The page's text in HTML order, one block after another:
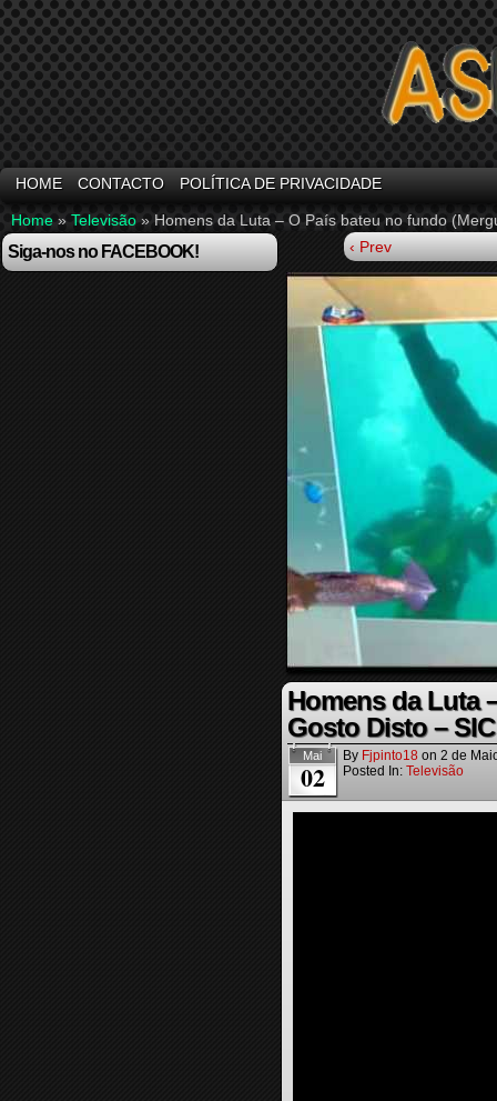
HOME CONTACTO POLÍTICA DE PRIVACIDADE
Home » Televisão » Homens da Luta – O País bateu no fundo
Siga-nos no FACEBOOK! ‹ Prev
Homens da Luta
Gosto Disto – SIC
Mai
02
By Fjpinto18 on 2 de
Posted In: Televisão